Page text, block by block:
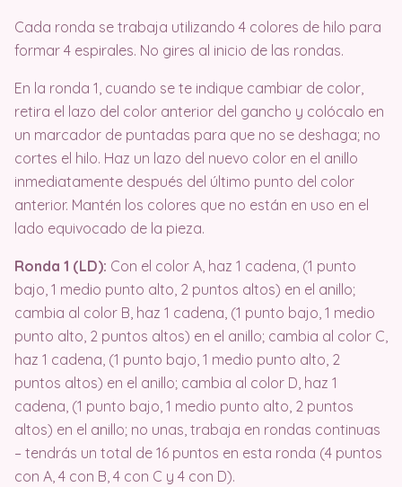
Cada ronda se trabaja utilizando 4 colores de hilo para
formar 4 espirales. No gires al inicio de las rondas.
En la ronda 1, cuando se te indique cambiar de color,
retira el lazo del color anterior del gancho y colócalo en
un marcador de puntadas para que no se deshaga; no
cortes el hilo. Haz un lazo del nuevo color en el anillo
inmediatamente después del último punto del color
anterior. Mantén los colores que no están en uso en el
lado equivocado de la pieza.
Ronda 1 (LD): Con el color A, haz 1 cadena, (1 punto
bajo, 1 medio punto alto, 2 puntos altos) en el anillo;
cambia al color B, haz 1 cadena, (1 punto bajo, 1 medio
punto alto, 2 puntos altos) en el anillo; cambia al color C,
haz 1 cadena, (1 punto bajo, 1 medio punto alto, 2
puntos altos) en el anillo; cambia al color D, haz 1
cadena, (1 punto bajo, 1 medio punto alto, 2 puntos
altos) en el anillo; no unas, trabaja en rondas continuas
– tendrás un total de 16 puntos en esta ronda (4 puntos
con A, 4 con B, 4 con C y 4 con D).